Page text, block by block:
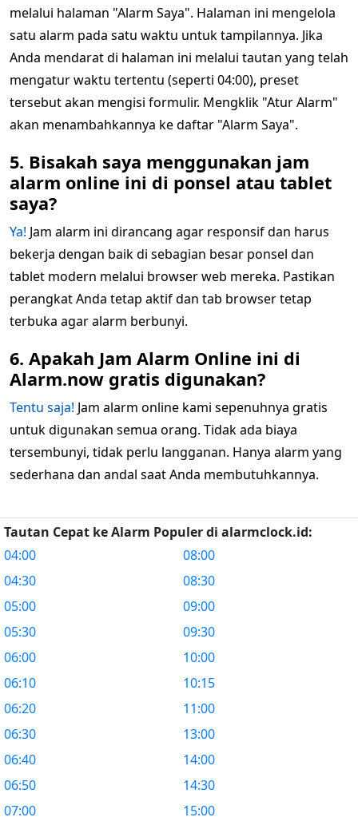
melalui halaman "Alarm Saya". Halaman ini mengelola
satu alarm pada satu waktu untuk tampilannya. Jika
Anda mendarat di halaman ini melalui tautan yang telah
mengatur waktu tertentu (seperti 04:00), preset
tersebut akan mengisi formulir. Mengklik "Atur Alarm"
akan menambahkannya ke daftar "Alarm Saya".
5. Bisakah saya menggunakan jam
alarm online ini di ponsel atau tablet
saya?
Ya! Jam alarm ini dirancang agar responsif dan harus
bekerja dengan baik di sebagian besar ponsel dan
tablet modern melalui browser web mereka. Pastikan
perangkat Anda tetap aktif dan tab browser tetap
terbuka agar alarm berbunyi.
6. Apakah Jam Alarm Online ini di
Alarm.now gratis digunakan?
Tentu saja! Jam alarm online kami sepenuhnya gratis
untuk digunakan semua orang. Tidak ada biaya
tersembunyi, tidak perlu langganan. Hanya alarm yang
sederhana dan andal saat Anda membutuhkannya.
Tautan Cepat ke Alarm Populer di alarmclock.id:
04:00
04:30
05:00
05:30
06:00
06:10
06:20
06:30
06:40
06:50
07:00
08:00
08:30
09:00
09:30
10:00
10:15
11:00
13:00
14:00
14:30
15:00